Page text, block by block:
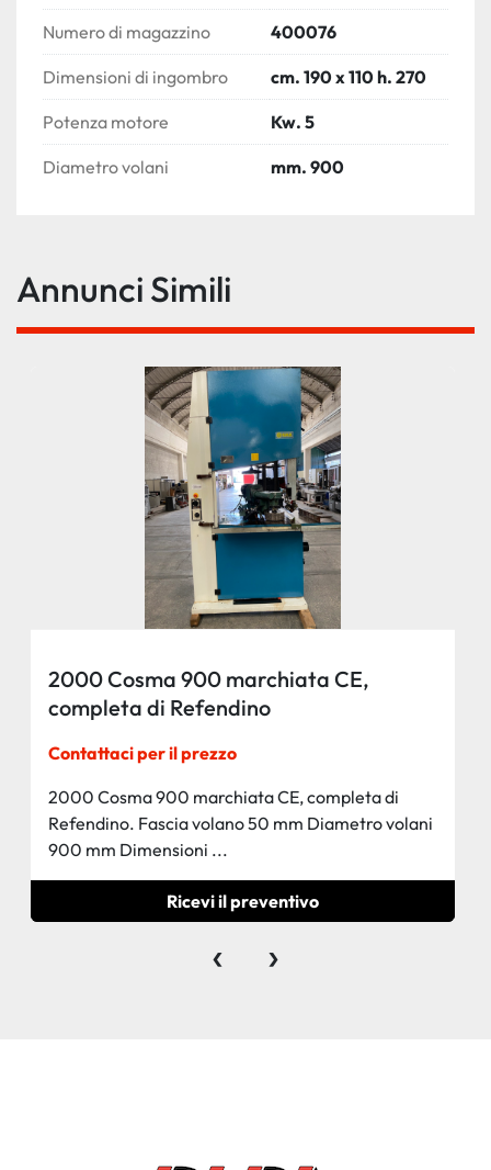
Numero di magazzino 400076
Dimensioni di ingombro cm. 190 x 110 h. 270
Potenza motore Kw. 5
Diametro volani mm. 900
Annunci Simili
2000 Cosma 900 marchiata CE,
completa di Refendino
Contattaci per il prezzo
2000 Cosma 900 marchiata CE, completa di
Refendino. Fascia volano 50 mm Diametro volani
900 mm Dimensioni ...
Ricevi il preventivo
‹ ›